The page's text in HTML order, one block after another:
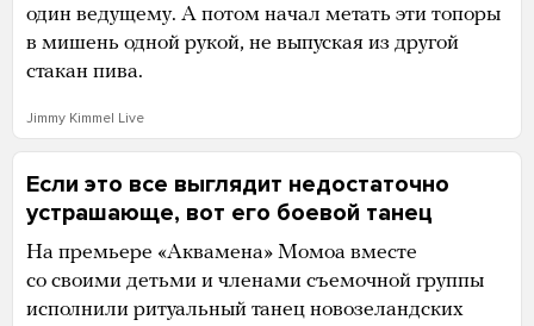
один ведущему. А потом начал метать эти топоры
в мишень одной рукой, не выпуская из другой
стакан пива.
Jimmy Kimmel Live
Если это все выглядит недостаточно
устрашающе, вот его боевой танец
На премьере «Аквамена» Момоа вместе
со своими детьми и членами съемочной группы
исполнили ритуальный танец новозеландских